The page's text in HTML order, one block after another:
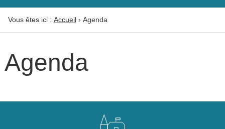
Vous êtes ici : Accueil› Agenda
Agenda